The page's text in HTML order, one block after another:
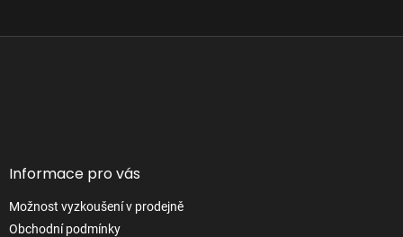
Z
Informace pro vás
Možnost vyzkoušení v prodejně
Obchodní podmínky